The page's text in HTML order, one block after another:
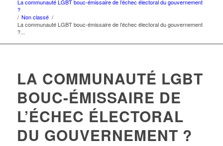
La communauté LGBT bouc-émissaire de l’échec électoral du gouvernement
?
/ Non classé /
La communauté LGBT bouc-émissaire de l’échec électoral du gouvernement
?...
LA COMMUNAUTÉ LGBT
BOUC-ÉMISSAIRE DE
L’ÉCHEC ÉLECTORAL
DU GOUVERNEMENT ?